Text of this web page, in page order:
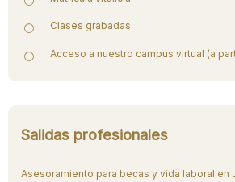
Clases grabadas
Acceso a nuestro campus virtual (a
Salidas profesionales
Asesoramiento para becas y vida laboral en